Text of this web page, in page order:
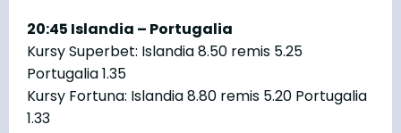
20:45 Islandia – Portugalia
Kursy Superbet: Islandia 8.50 remis 5.25
Portugalia 1.35
Kursy Fortuna: Islandia 8.80 remis 5.20 Portugalia
1.33